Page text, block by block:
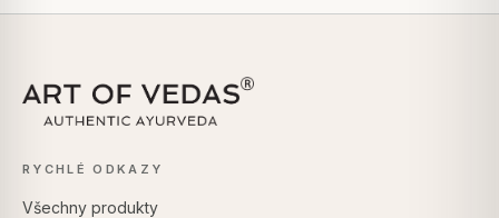
RYCHLÉ ODKAZY
Všechny produkty